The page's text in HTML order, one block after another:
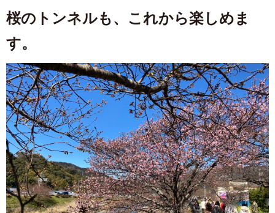
桜のトンネルも、これから楽しめま
す。